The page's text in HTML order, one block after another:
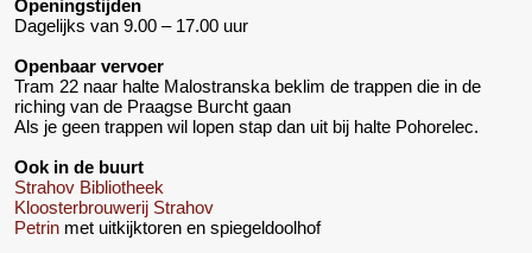
Openingstijden
Dagelijks van 9.00 – 17.00 uur
Openbaar vervoer
Tram 22 naar halte Malostranska beklim de trappen die in de
riching van de Praagse Burcht gaan
Als je geen trappen wil lopen stap dan uit bij halte Pohorelec.
Ook in de buurt
Strahov Bibliotheek
Kloosterbrouwerij Strahov
Petrin met uitkijktoren en spiegeldoolhof